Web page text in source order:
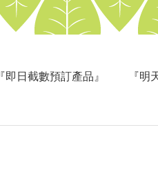
『即日截數預訂產品』 『明